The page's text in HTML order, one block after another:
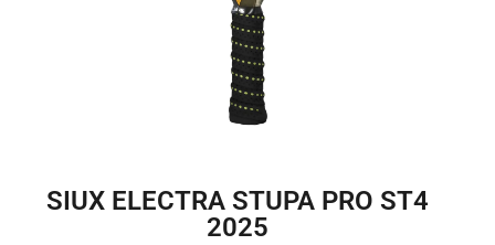
SIUX ELECTRA STUPA PRO ST4
2025